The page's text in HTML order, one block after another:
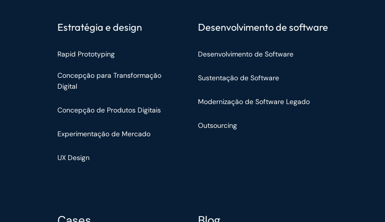
Estratégia e design
Rapid Prototyping
Concepção para Transformação
Digital
Concepção de Produtos Digitais
Experimentação de Mercado
UX Design
Desenvolvimento de software
Desenvolvimento de Software
Sustentação de Software
Modernização de Software Legado
Outsourcing